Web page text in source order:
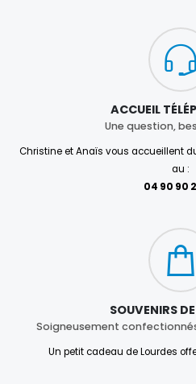
ACCUEIL
Une question,
Christine et Anaïs vous accueillent
au :
04 90 90
SOUVENIRS
Soigneusement
Un petit cadeau de Lourdes